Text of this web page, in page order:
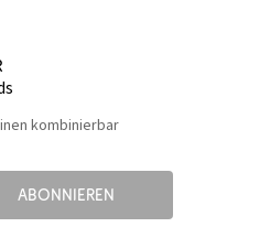
kombinierbar
ABONNIEREN